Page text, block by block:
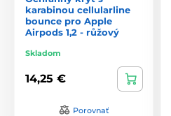
karabinou cellularline
bounce pro Apple
Airpods 1,2 - růžový
Skladom
14,25 €
Porovnať